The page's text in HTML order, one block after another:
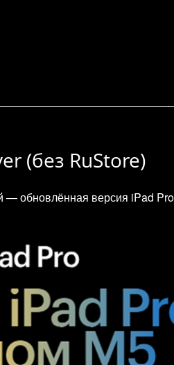
(без RuStore)
обновлённая версия iPad